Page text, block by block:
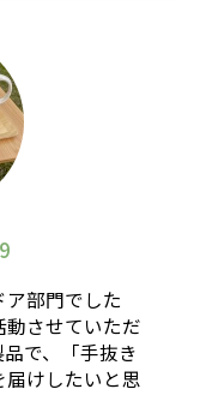
部門でした
させていただ
で、「手抜き
けしたいと思